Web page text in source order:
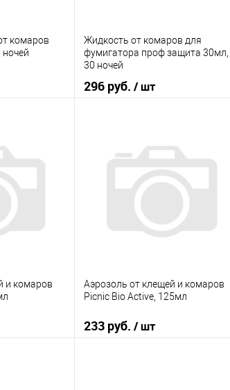
комаров
К сравнению
В наличии
Жидкость от комаров для
фумигатора проф защита 30мл,
30 ночей
296 руб. / шт
Купить в 1 клик
К сравнению
В избранное
В наличии
и комаров
Аэрозоль от клещей и комаров
Picnic Bio Active, 125мл
233 руб. / шт